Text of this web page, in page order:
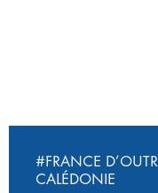
#FRANCE
CALÉDONIE